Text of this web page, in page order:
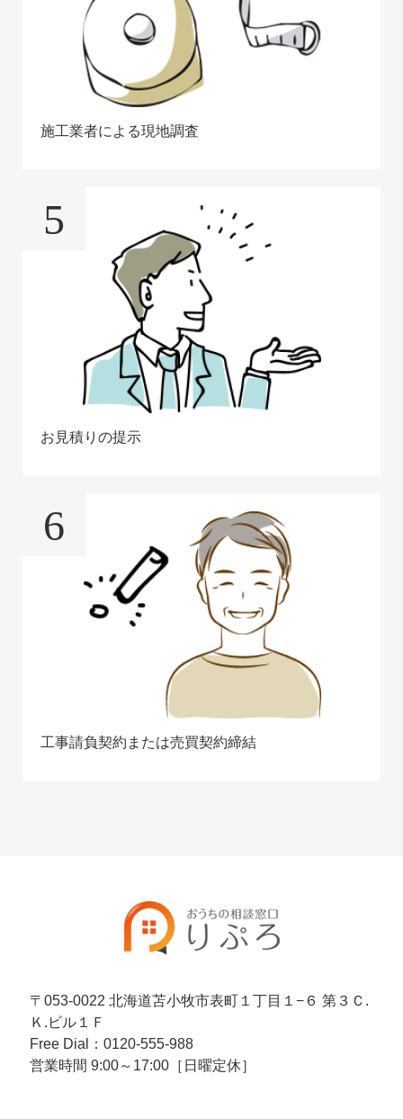
施工業者による現地調査
5
お見積りの提示
6
工事請負契約または売買契約締結
〒053-0022 北海道苫小牧市表町１丁目１−６ 第３Ｃ.
Ｋ.ビル１Ｆ
Free Dial：0120-555-988
営業時間 9:00～17:00［日曜定休］